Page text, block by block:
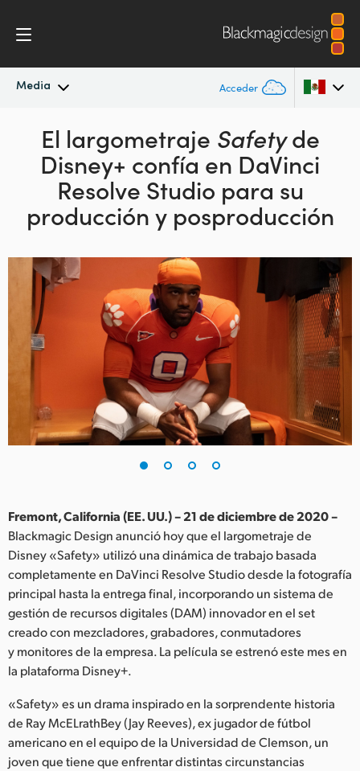
Media Acceder
Novedades
Archivo
Imágenes
Argentina
Australia
Austria
Canada
Denmark
France
Germany
India
Italy
Japan
Korea
Mexico
Netherlands
New Zealand
El largometraje Safetyde
Disney+ confía en DaVinci
Resolve Studio para su
producción y posproducción
Fremont, California (EE. UU.) – 21 de diciembre de 2020 –
Blackmagic Design anunció hoy que el largometraje de
Disney «Safety» utilizó una dinámica de trabajo basada
completamente en DaVinci Resolve Studio desde la fotografía
principal hasta la entrega final, incorporando un sistema de
gestión de recursos digitales (DAM) innovador en el set
creado con mezcladores, grabadores, conmutadores
y monitores de la empresa. La película se estrenó este mes en
la plataforma Disney+.
«Safety» es un drama inspirado en la sorprendente historia
de Ray McELrathBey (Jay Reeves), ex jugador de fútbol
americano en el equipo de la Universidad de Clemson, un
joven que tiene que enfrentar distintas circunstancias